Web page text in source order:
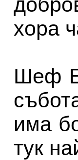
хора
Шеф
има
тук